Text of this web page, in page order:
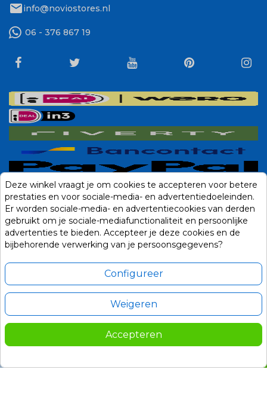
mailinfo@noviostores.nl
06 - 376 867 19
Deze winkel vraagt je om cookies te accepteren voor betere
prestaties en voor sociale-media- en advertentiedoeleinden.
Er worden sociale-media- en advertentiecookies van derden
gebruikt om je sociale-mediafunctionaliteit en persoonlijke
advertenties te bieden. Accepteer je deze cookies en de
bijbehorende verwerking van je persoonsgegevens?
Configureer
Weigeren
Accepteren